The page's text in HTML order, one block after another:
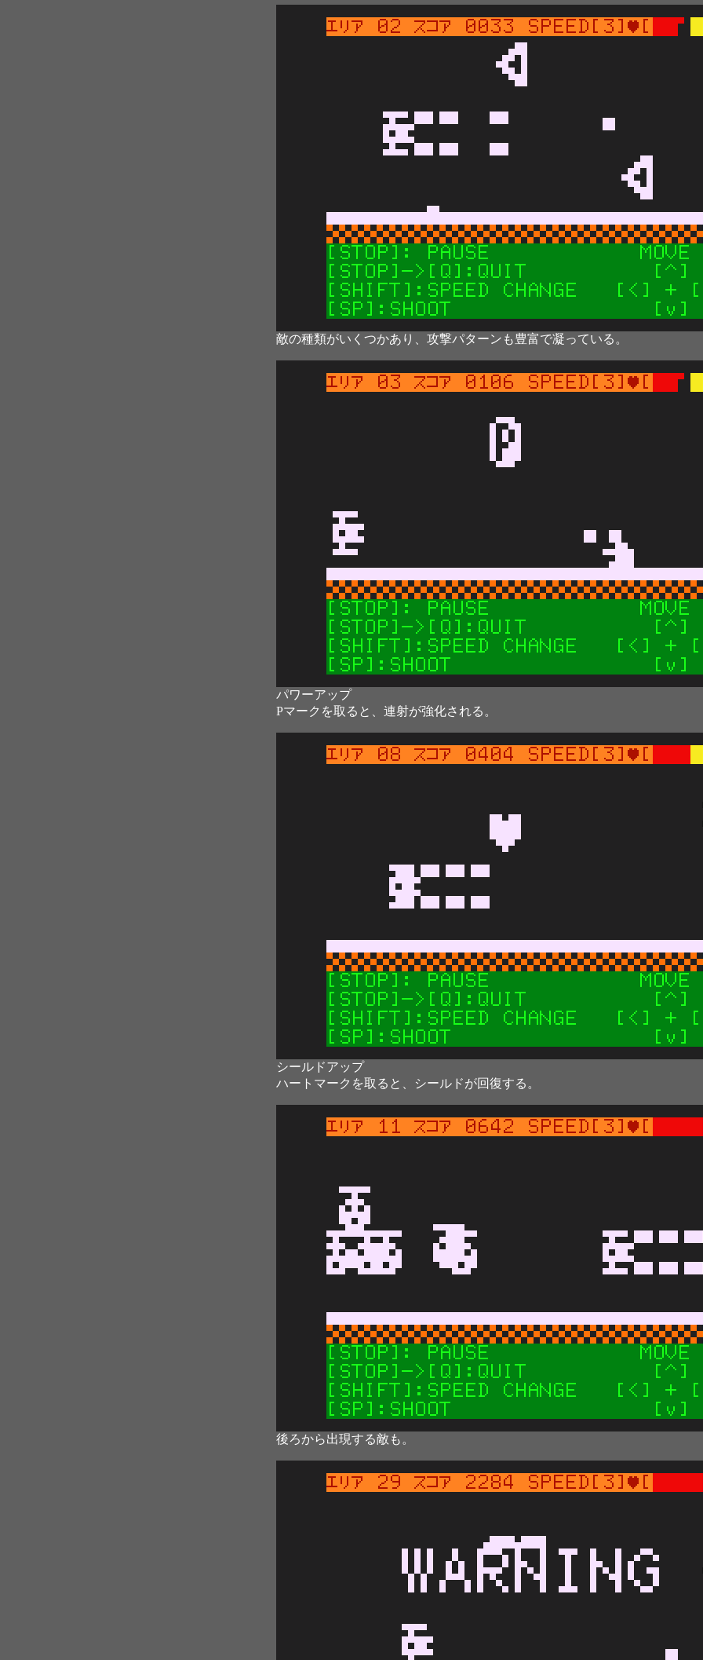
敵の種類がいくつかあり、攻撃パターンも豊富で凝っている。
パワーアップ
Pマークを取ると、連射が強化される。
シールドアップ
ハートマークを取ると、シールドが回復する。
後ろから出現する敵も。